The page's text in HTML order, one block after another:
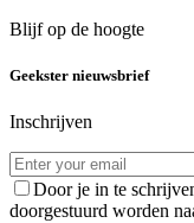
Blijf op de hoogte
Geekster nieuwsbrief
Inschrijven
Door je in te
doorgestuurd worden